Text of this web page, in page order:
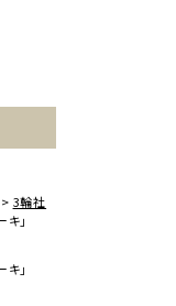
3輪社
」
」